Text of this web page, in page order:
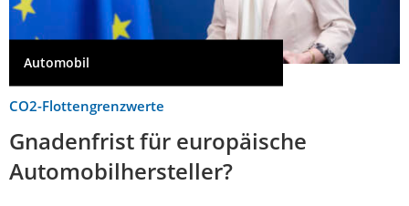
Automobil
CO2-Flottengrenzwerte
Gnadenfrist für europäische
Automobilhersteller?